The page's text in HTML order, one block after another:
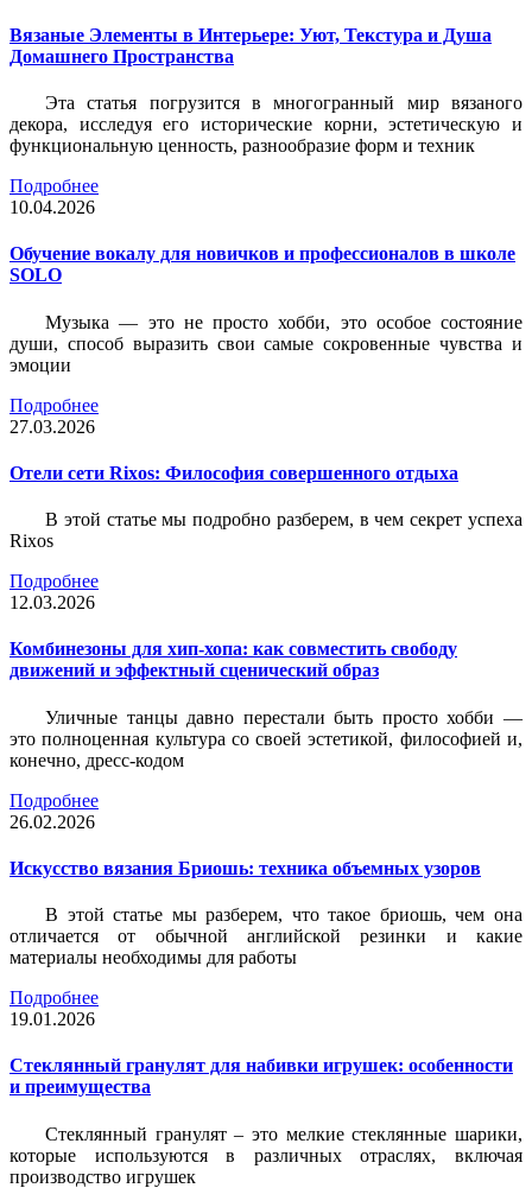
Вязаные Элементы в Интерьере: Уют, Текстура и Душа
Домашнего Пространства
Эта статья погрузится в многогранный мир вязаного
декора, исследуя его исторические корни, эстетическую и
функциональную ценность, разнообразие форм и техник
Подробнее
10.04.2026
Обучение вокалу для новичков и профессионалов в школе
SOLO
Музыка — это не просто хобби, это особое состояние
души, способ выразить свои самые сокровенные чувства и
эмоции
Подробнее
27.03.2026
Отели сети Rixos: Философия совершенного отдыха
В этой статье мы подробно разберем, в чем секрет успеха
Rixos
Подробнее
12.03.2026
Комбинезоны для хип-хопа: как совместить свободу
движений и эффектный сценический образ
Уличные танцы давно перестали быть просто хобби —
это полноценная культура со своей эстетикой, философией и,
конечно, дресс-кодом
Подробнее
26.02.2026
Искусство вязания Бриошь: техника объемных узоров
В этой статье мы разберем, что такое бриошь, чем она
отличается от обычной английской резинки и какие
материалы необходимы для работы
Подробнее
19.01.2026
Стеклянный гранулят для набивки игрушек: особенности
и преимущества
Стеклянный гранулят – это мелкие стеклянные шарики,
которые используются в различных отраслях, включая
производство игрушек